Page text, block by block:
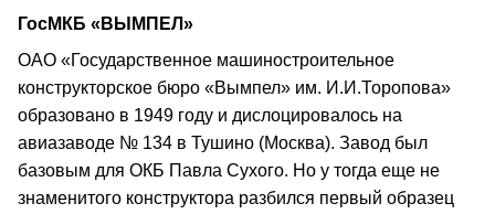
ГосМКБ «ВЫМПЕЛ»
ОАО «Государственное машиностроительное
конструкторское бюро «Вымпел» им. И.И.Торопова»
образовано в 1949 году и дислоцировалось на
авиазаводе № 134 в Тушино (Москва). Завод был
базовым для ОКБ Павла Сухого. Но у тогда еще не
знаменитого конструктора разбился первый образец